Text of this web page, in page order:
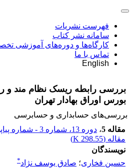
فهرست نشریات
سامانه نشر کتاب
کارگاه‌ها و دوره‌های آموزشی
تماس با ما
English
بررسی رابطه ریسک نظام مند و
بورس اوراق بهادار تهران
بررسی‏‌های حسابداری و حسابرسی
مقاله 5
، دوره 13، شماره 3 - شماره پیاپی 1716
مقاله (298.55 K
)
نویسندگان
حسین فخاری؛ صادق یوسف نژاد*